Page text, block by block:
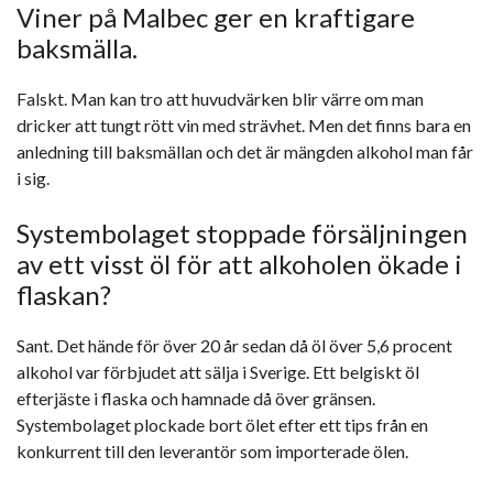
Viner på Malbec ger en kraftigare
baksmälla.
Falskt. Man kan tro att huvudvärken blir värre om man
dricker att tungt rött vin med strävhet. Men det finns bara en
anledning till baksmällan och det är mängden alkohol man får
i sig.
Systembolaget stoppade försäljningen
av ett visst öl för att alkoholen ökade i
flaskan?
Sant. Det hände för över 20 år sedan då öl över 5,6 procent
alkohol var förbjudet att sälja i Sverige. Ett belgiskt öl
efterjäste i flaska och hamnade då över gränsen.
Systembolaget plockade bort ölet efter ett tips från en
konkurrent till den leverantör som importerade ölen.